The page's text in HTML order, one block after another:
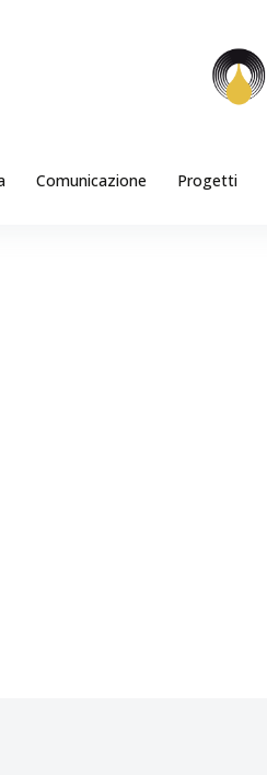
Comunicazione Progetti